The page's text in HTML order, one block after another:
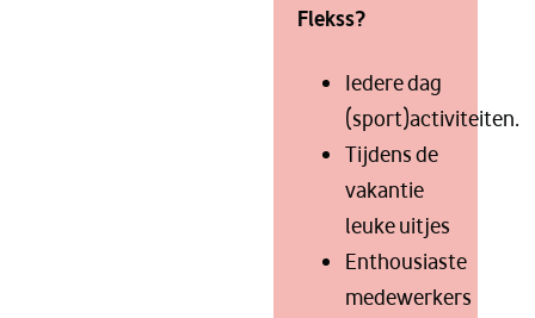
Flekss?
Iedere dag
(sport)activiteiten.
Tijdens de
vakantie
leuke uitjes
Enthousiaste
medewerkers